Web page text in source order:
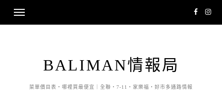
BALIMAN情報局
菜單價目表・哪裡買最便宜｜全聯・7-11・家樂福・好市多通路情報